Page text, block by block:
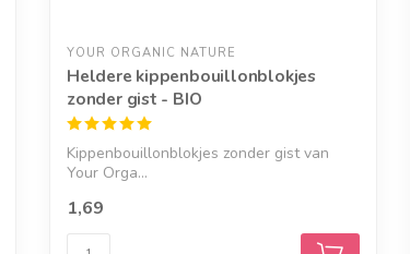
YOUR ORGANIC NATURE
Heldere kippenbouillonblokjes
zonder gist - BIO
Kippenbouillonblokjes zonder gist van
Your Orga...
1,69